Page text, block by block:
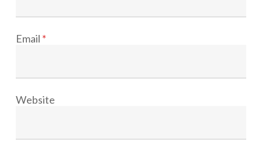
Email *
Website